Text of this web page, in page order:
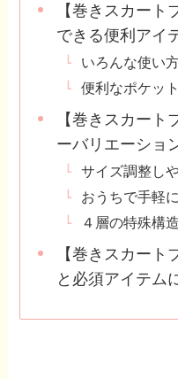
【巻きスカー
できる便利アイ
いろんな使い
便利なポケッ
【巻きスカート
ーバリエーショ
サイズ調整し
おうちで手軽
４層の特殊構
【巻きスカート
と必須アイテム